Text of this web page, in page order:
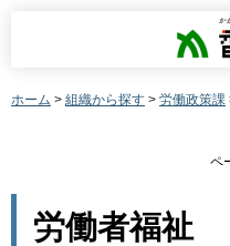
ホーム > 組織から探す > 労働政策課
ペ
労働者福祉